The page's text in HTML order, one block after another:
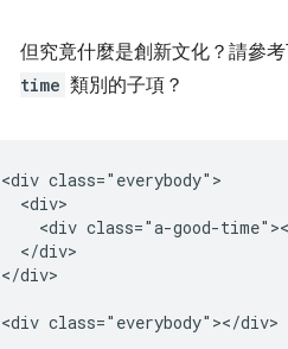
但究竟什麼是創新文化？請參
time 類別的子項？
<div class="everybody">
  <div>
<div class="a-good-
  </div>
</div>